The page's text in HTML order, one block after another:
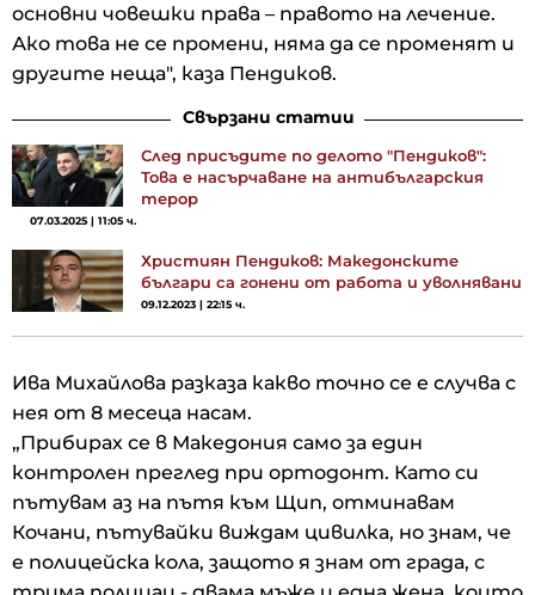
основни човешки права – правото на лечение.
Ако това не се промени, няма да се променят и
другите неща", каза Пендиков.
Свързани статии
След присъдите по делото "Пендиков":
Това е насърчаване на антибългарския
терор
07.03.2025 | 11:05 ч.
Християн Пендиков: Македонските
българи са гонени от работа и уволнявани
09.12.2023 | 22:15 ч.
Ива Михайлова разказа какво точно се е случва с
нея от 8 месеца насам.
„Прибирах се в Македония само за един
контролен преглед при ортодонт. Като си
пътувам аз на пътя към Щип, отминавам
Кочани, пътувайки виждам цивилка, но знам, че
е полицейска кола, защото я знам от града, с